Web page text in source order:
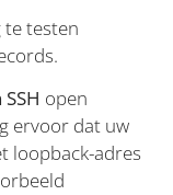
te testen
open
ervoor dat uw
loopback-adres